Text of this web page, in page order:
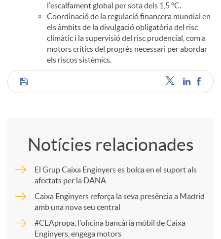
l'escalfament global per sota dels 1,5 ºC.
Coordinació de la regulació financera mundial en
els àmbits de la divulgació obligatòria del risc
climàtic i la supervisió del risc prudencial, com a
motors crítics del progrés necessari per abordar
els riscos sistèmics.
C
m
p
a
Notícies relacionades
El Grup Caixa Enginyers es bolca en el suport als
afectats per la DANA
Caixa Enginyers reforça la seva presència a Madrid
amb una nova seu central
#CEApropa, l'oficina bancària mòbil de Caixa
Enginyers, engega motors